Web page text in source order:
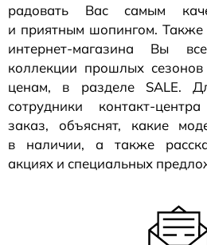
радовать Вас самым
и приятным шопингом. Также
интернет-магазина Вы
коллекции прошлых
ценам, в разделе SALE.
сотрудники контакт-центра
заказ, объяснят, какие
в наличии, а также
акциях и специальных